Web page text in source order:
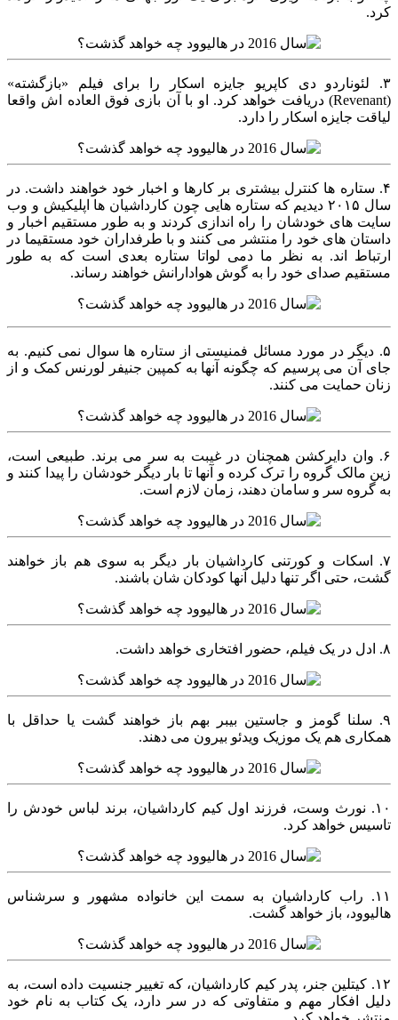
کرد.
۳. لئوناردو دی کاپریو جایزه اسکار را برای فیلم «بازگشته»
(Revenant) دریافت خواهد کرد. او با آن بازی فوق العاده اش واقعا
لیاقت جایزه اسکار را دارد.
۴. ستاره ها کنترل بیشتری بر کارها و اخبار خود خواهند داشت. در
سال ۲۰۱۵ دیدیم که ستاره هایی چون کارداشیان ها اپلیکیش و وب
سایت های خودشان را راه اندازی کردند و به طور مستقیم اخبار و
داستان های خود را منتشر می کنند و با طرفداران خود مستقیما در
ارتباط اند. به نظر ما دمی لواتا ستاره بعدی است که به طور
مستقیم صدای خود را به گوش هوادارانش خواهند رساند.
۵. دیگر در مورد مسائل فمنیستی از ستاره ها سوال نمی کنیم. به
جای آن می پرسیم که چگونه آنها به کمپین جنیفر لورنس کمک و از
زنان حمایت می کنند.
۶. وان دایرکشن همچنان در غیبت به سر می برند. طبیعی است،
زین مالک گروه را ترک کرده و آنها تا بار دیگر خودشان را پیدا کنند و
به گروه سر و سامان دهند، زمان لازم است.
۷. اسکات و کورتنی کارداشیان بار دیگر به سوی هم باز خواهند
گشت، حتی اگر تنها دلیل آنها کودکان شان باشند.
۸. ادل در یک فیلم، حضور افتخاری خواهد داشت.
۹. سلنا گومز و جاستین بیبر بهم باز خواهند گشت یا حداقل با
همکاری هم یک موزیک ویدئو بیرون می دهند.
۱۰. نورث وست، فرزند اول کیم کارداشیان، برند لباس خودش را
تاسیس خواهد کرد.
۱۱. راب کارداشیان به سمت این خانواده مشهور و سرشناس
هالیوود، باز خواهد گشت.
۱۲. کیتلین جنر، پدر کیم کارداشیان، که تغییر جنسیت داده است، به
دلیل افکار مهم و متفاوتی که در سر دارد، یک کتاب به نام خود